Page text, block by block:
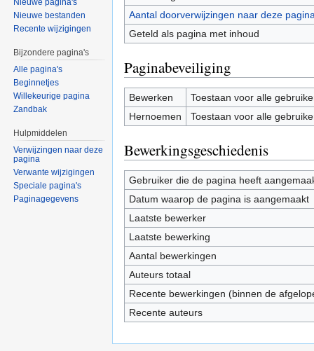
Aantal doorverwijzingen naar deze
Geteld als pagina met inhoud
Paginabeveiliging
Bewerken
Toestaan voor alle
Hernoemen
Toestaan voor alle
Bewerkingsgeschiedenis
Gebruiker die de pagina heeft
Datum waarop de pagina is aangemaakt
Laatste bewerker
Laatste bewerking
Aantal bewerkingen
Auteurs totaal
Recente bewerkingen (binnen de
Recente auteurs
Nieuwe pagina's
Nieuwe bestanden
Recente wijzigingen
Bijzondere pagina's
Alle pagina's
Beginnetjes
Willekeurige pagina
Zandbak
Hulpmiddelen
Verwijzingen naar deze
pagina
Verwante wijzigingen
Speciale pagina's
Paginagegevens